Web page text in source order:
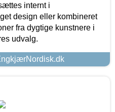
internt i
design eller kombineret
fra dygtige kunstnere i
udvalg.